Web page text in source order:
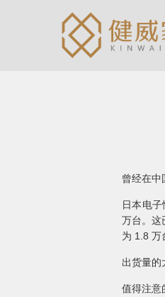
曾经在中
日本电
万台。这
为 1.8 万
出货量的
值得注意